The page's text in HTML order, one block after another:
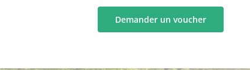
Demander un voucher